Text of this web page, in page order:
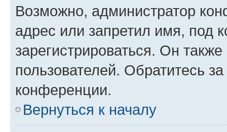
Возможно, администратор
адрес или запретил имя, под
зарегистрироваться. Он
пользователей. Обратитесь
конференции.
Вернуться к началу